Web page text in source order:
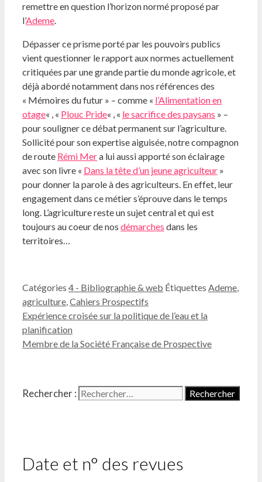
remettre en question l’horizon normé proposé par
l’Ademe.
Dépasser ce prisme porté par les pouvoirs publics
vient questionner le rapport aux normes actuellement
critiquées par une grande partie du monde agricole, et
déjà abordé notamment dans nos références des
« Mémoires du futur » – comme « l’Alimentation en
otage« , « Plouc Pride« , « le sacrifice des paysans » –
pour souligner ce débat permanent sur l’agriculture.
Sollicité pour son expertise aiguisée, notre compagnon
de route Rémi Mera lui aussi apporté son éclairage
avec son livre « Dans la tête d’un jeune agriculteur »
pour donner la parole à des agriculteurs. En effet, leur
engagement dans ce métier s’éprouve dans le temps
long. L’agriculture reste un sujet central et qui est
toujours au coeur de nos démarches dans les
territoires…
Catégories 4 - Bibliographie & web Étiquettes Ademe,
agriculture,Cahiers Prospectifs
Expérience croisée sur la politique de l’eau et la
planification
Membre de la Société Française de Prospective
Rechercher :
Date et n° des revues